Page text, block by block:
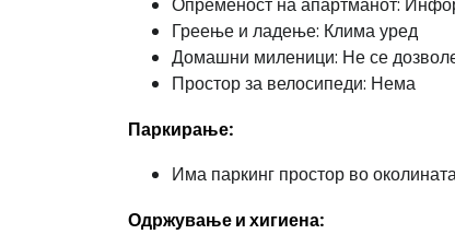
Греење и ладење: Клима уред
Домашни миленици: Не се
Простор за велосипеди: Нема
Паркирање:
Има паркинг простор во
Одржување и хигиена: